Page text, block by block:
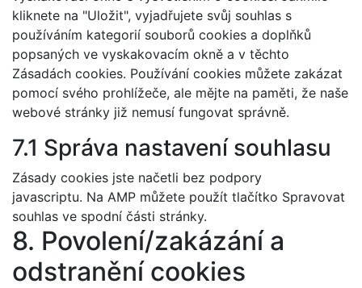
kliknete na "Uložit", vyjadřujete svůj souhlas s
používáním kategorií souborů cookies a doplňků
popsaných ve vyskakovacím okně a v těchto
Zásadách cookies. Používání cookies můžete zakázat
pomocí svého prohlížeče, ale mějte na paměti, že naše
webové stránky již nemusí fungovat správně.
7.1 Správa nastavení souhlasu
Zásady cookies jste načetli bez podpory
javascriptu. Na AMP můžete použít tlačítko Spravovat
souhlas ve spodní části stránky.
8. Povolení/zakázání a
odstranění cookies